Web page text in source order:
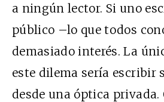
a ningún lector. Si uno
público –lo que todos
demasiado interés. La
este dilema sería escribir
desde una óptica